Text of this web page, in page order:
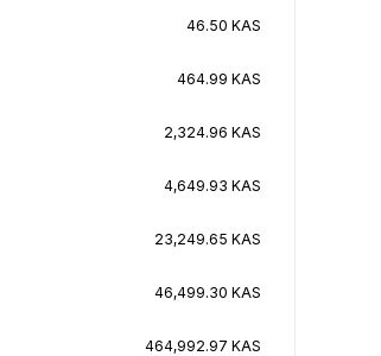
46.50 KAS
464.99 KAS
2,324.96 KAS
4,649.93 KAS
23,249.65 KAS
46,499.30 KAS
464,992.97 KAS